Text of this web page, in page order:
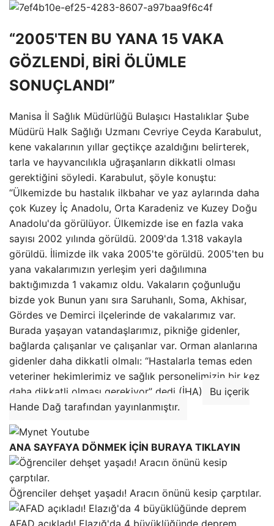
“2005'TEN BU YANA 15 VAKA
GÖZLENDİ, BİRİ ÖLÜMLE
SONUÇLANDI”
Manisa İl Sağlık Müdürlüğü Bulaşıcı Hastalıklar Şube
Müdürü Halk Sağlığı Uzmanı Cevriye Ceyda Karabulut,
kene vakalarının yıllar geçtikçe azaldığını belirterek,
tarla ve hayvancılıkla uğraşanların dikkatli olması
gerektiğini söyledi. Karabulut, şöyle konuştu:
“Ülkemizde bu hastalık ilkbahar ve yaz aylarında daha
çok Kuzey İç Anadolu, Orta Karadeniz ve Kuzey Doğu
Anadolu'da görülüyor. Ülkemizde ise en fazla vaka
sayısı 2002 yılında görüldü. 2009'da 1.318 vakayla
görüldü. İlimizde ilk vaka 2005'te görüldü. 2005'ten bu
yana vakalarımızın yerleşim yeri dağılımına
baktığımızda 1 vakamız oldu. Vakaların çoğunluğu
bizde yok Bunun yanı sıra Saruhanlı, Soma, Akhisar,
Gördes ve Demirci ilçelerinde de vakalarımız var.
Burada yaşayan vatandaşlarımız, pikniğe gidenler,
bağlarda çalışanlar ve çalışanlar var. Orman alanlarına
gidenler daha dikkatli olmalı: “Hastalarla temas eden
veteriner hekimlerimiz ve sağlık personelimizin bir kez
daha dikkatli olması gerekiyor” dedi (İHA)
Bu içerik
Hande Dağ tarafından yayınlanmıştır.
ANA SAYFAYA DÖNMEK İÇİN BURAYA TIKLAYIN
Öğrenciler dehşet yaşadı! Aracın önünü kesip çarptılar.